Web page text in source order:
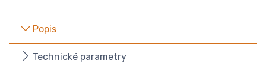
Popis
Technické parametry